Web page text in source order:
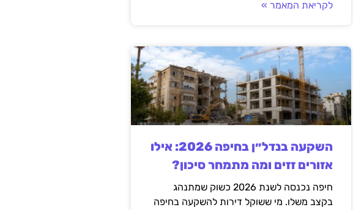
לקריאת המאמר »
השקעה בנדל״ן בחיפה 2026: אילו
אזורים זזים ומה מתמחר סיכון?
חיפה נכנסה לשנת 2026 כשוק שמתנהג
בקצב משלו. מי ששוקל דירות להשקעה בחיפה